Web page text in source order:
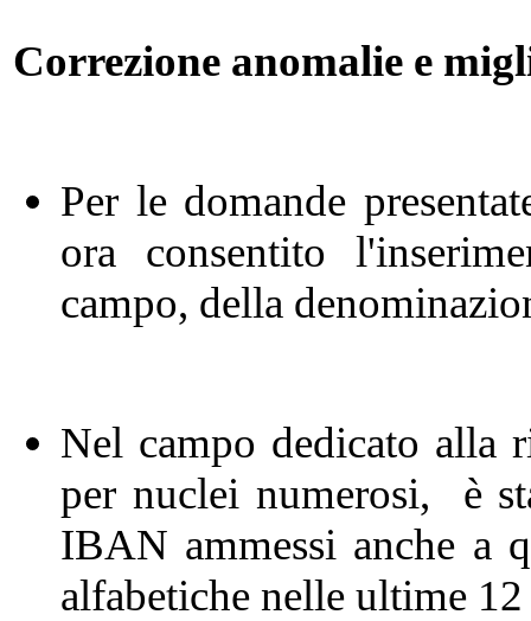
Correzione anomalie e
Per le domande
ora consentito
campo, della
Nel campo dedicato alla
per nuclei numerosi, è
IBAN ammessi anche a
alfabetiche nelle ultime